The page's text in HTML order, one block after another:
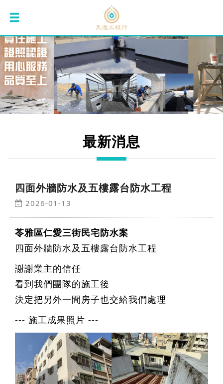
最新消息
四面外牆防水及五樓露台防水工程
2026-01-13
苓雅區仁愛三街民宅防水案
四面外牆防水及五樓露台防水工程
謝謝業主的信任
看到我們團隊的施工後
決定把另外一間房子也交給我們處理
--- 施工成果照片 ---